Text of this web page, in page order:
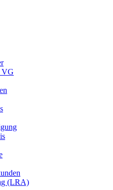
VG
(LRA)